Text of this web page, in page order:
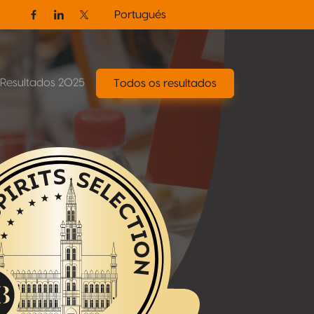
FacebookLinkedinTwitter / X
Portugués
Resultados 2025 Todos os resultados